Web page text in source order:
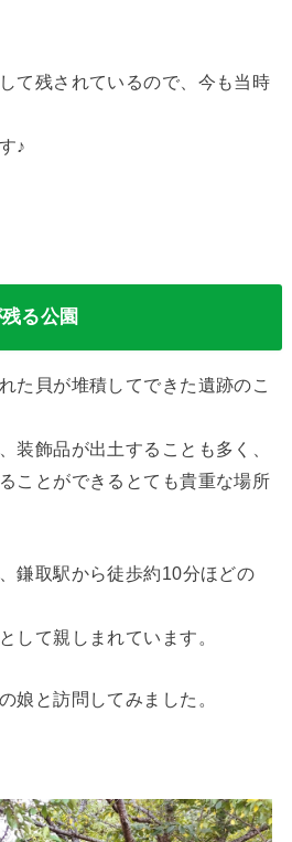
て残されているので、今も当時
♪
る公園
た貝が堆積してできた遺跡のこ
装飾品が出土することも多く、
ことができるとても貴重な場所
鎌取駅から徒歩約10分ほどの
して親しまれています。
娘と訪問してみました。